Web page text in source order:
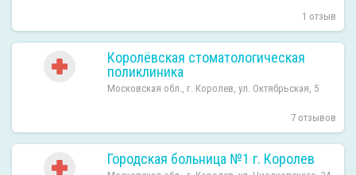
1 отзыв
Королёвская стоматологическая
поликлиника
Московская обл., г. Королев, ул. Октябрьская, 5
7 отзывов
Городская больница №1 г. Королев